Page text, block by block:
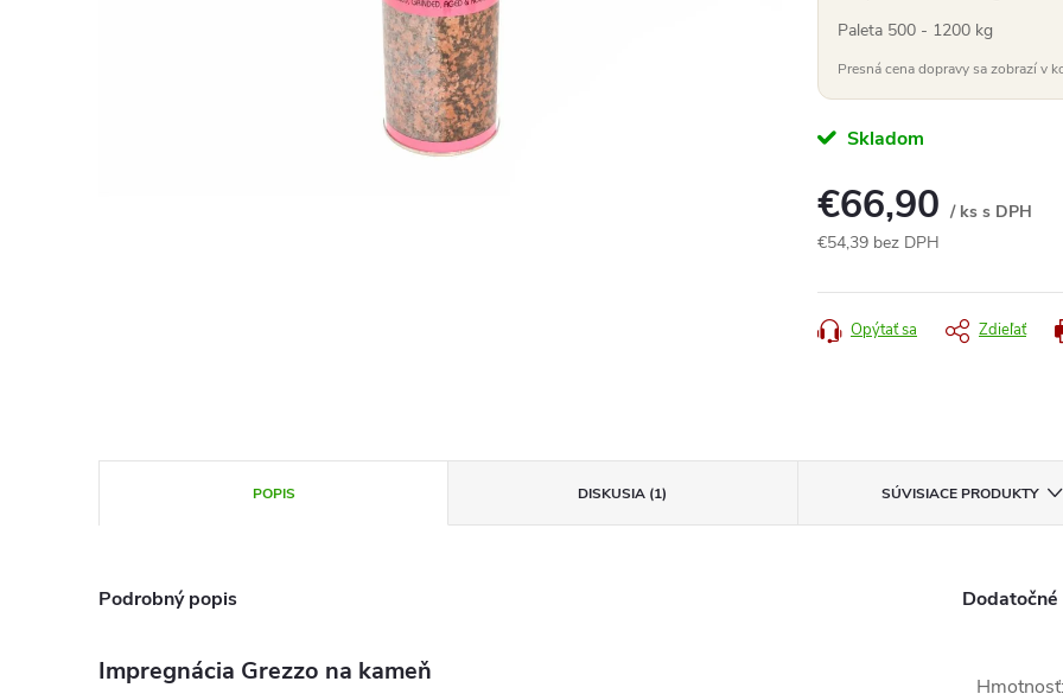
Paleta 500 - 1200 kg
Presná cena dopravy sa zobrazí v
Skladom
€66,90 / ks s DPH
€54,39 bez DPH
cena:
Opýtať sa Zdieľať
POPIS DISKUSIA (1) SÚVISIACE PRODUKTY
Podrobný popis
Impregnácia Grezzo na kameň Hmotnosť: